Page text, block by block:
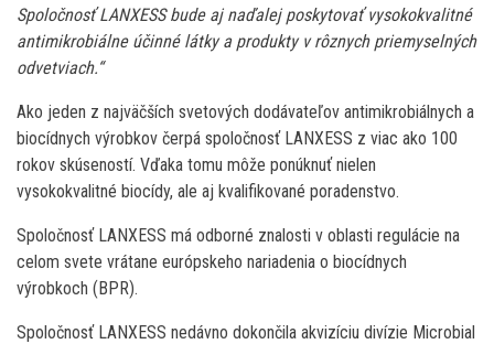
Spoločnosť LANXESS bude aj naďalej poskytovať vysokokvalitné
antimikrobiálne účinné látky a produkty v rôznych priemyselných
odvetviach.“
Ako jeden z najväčších svetových dodávateľov antimikrobiálnych a
biocídnych výrobkov čerpá spoločnosť LANXESS z viac ako 100
rokov skúseností. Vďaka tomu môže ponúknuť nielen
vysokokvalitné biocídy, ale aj kvalifikované poradenstvo.
Spoločnosť LANXESS má odborné znalosti v oblasti regulácie na
celom svete vrátane európskeho nariadenia o biocídnych
výrobkoch (BPR).
Spoločnosť LANXESS nedávno dokončila akvizíciu divízie Microbial